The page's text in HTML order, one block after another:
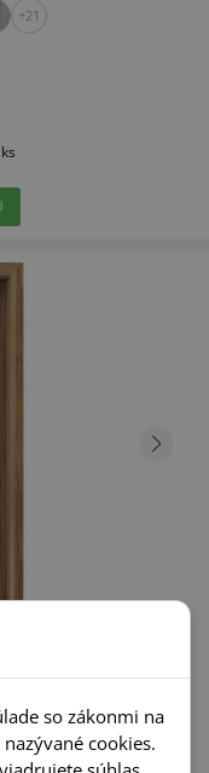
+21
B.1
+21
so zákonmi na
cookies.